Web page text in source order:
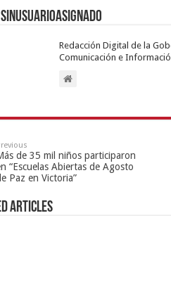
Redacción Digital de la
Comunicación e
de 35 mil niños participaron
“Escuelas Abiertas de Agosto
Paz en Victoria”
Articles